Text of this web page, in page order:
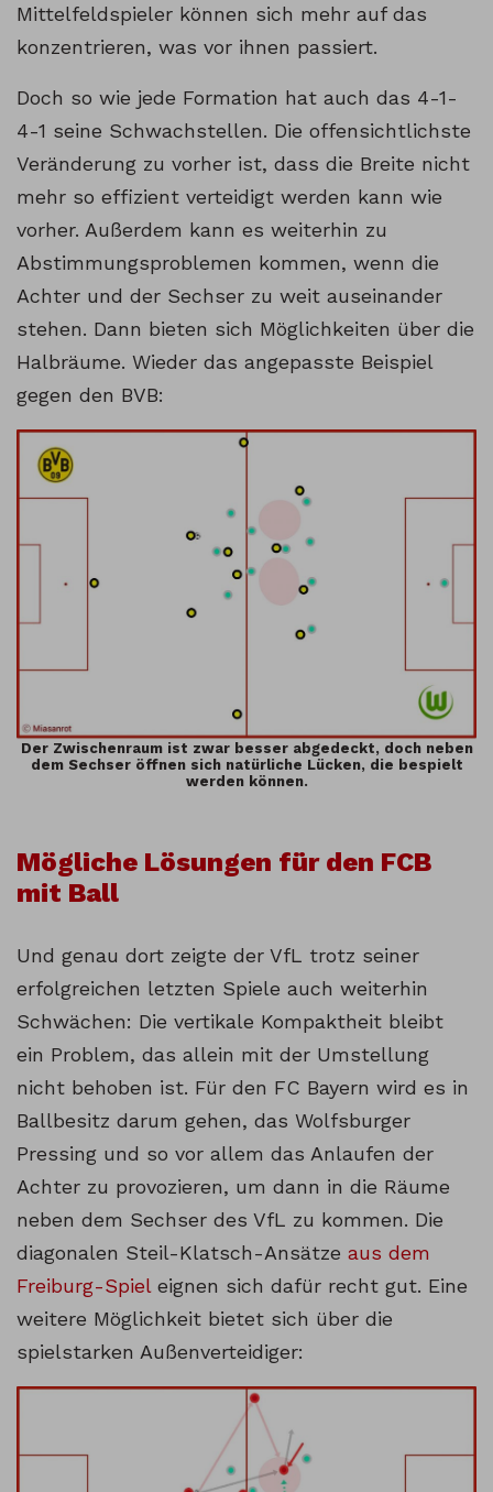
Mittelfeldspieler können sich mehr auf das
konzentrieren, was vor ihnen passiert.
Doch so wie jede Formation hat auch das 4-1-
4-1 seine Schwachstellen. Die offensichtlichste
Veränderung zu vorher ist, dass die Breite nicht
mehr so effizient verteidigt werden kann wie
vorher. Außerdem kann es weiterhin zu
Abstimmungsproblemen kommen, wenn die
Achter und der Sechser zu weit auseinander
stehen. Dann bieten sich Möglichkeiten über die
Halbräume. Wieder das angepasste Beispiel
gegen den BVB:
Der Zwischenraum ist zwar besser abgedeckt, doch neben
dem Sechser öffnen sich natürliche Lücken, die bespielt
werden können.
Mögliche Lösungen für den FCB
mit Ball
Und genau dort zeigte der VfL trotz seiner
erfolgreichen letzten Spiele auch weiterhin
Schwächen: Die vertikale Kompaktheit bleibt
ein Problem, das allein mit der Umstellung
nicht behoben ist. Für den FC Bayern wird es in
Ballbesitz darum gehen, das Wolfsburger
Pressing und so vor allem das Anlaufen der
Achter zu provozieren, um dann in die Räume
neben dem Sechser des VfL zu kommen. Die
diagonalen Steil-Klatsch-Ansätze aus dem
Freiburg-Spieleignen sich dafür recht gut. Eine
weitere Möglichkeit bietet sich über die
spielstarken Außenverteidiger: